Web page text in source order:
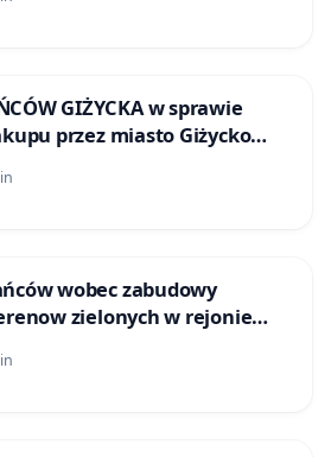
GIŻYCKA w sprawie
przez miasto Giżycko
nad jeziorem Niegocin
wobec zabudowy
zielonych w rejonie
w Bielsku-Białej